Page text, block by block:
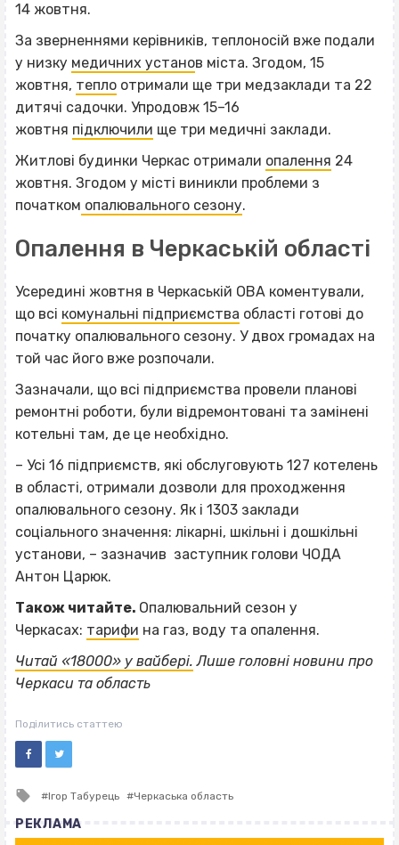
14 жовтня.
За зверненнями керівників, теплоносій вже подали
у низку медичних установ міста. Згодом, 15
жовтня, тепло отримали ще три медзаклади та 22
дитячі садочки. Упродовж 15–16
жовтня підключили ще три медичні заклади.
Житлові будинки Черкас отримали опалення 24
жовтня. Згодом у місті виникли проблеми з
початком опалювального сезону.
Опалення в Черкаській області
Усередині жовтня в Черкаській ОВА коментували,
що всі комунальні підприємства області готові до
початку опалювального сезону. У двох громадах на
той час його вже розпочали.
Зазначали, що всі підприємства провели планові
ремонтні роботи, були відремонтовані та замінені
котельні там, де це необхідно.
– Усі 16 підприємств, які обслуговують 127 котелень
в області, отримали дозволи для проходження
опалювального сезону. Як і 1303 заклади
соціального значення: лікарні, шкільні і дошкільні
установи, – зазначив заступник голови ЧОДА
Антон Царюк.
Також читайте. Опалювальний сезон у
Черкасах: тарифи на газ, воду та опалення.
Читай «18000» у вайбері. Лише головні новини про
Черкаси та область
Поділитись статтею
Tagged
Ігор Табурець Черкаська область
РЕКЛАМА